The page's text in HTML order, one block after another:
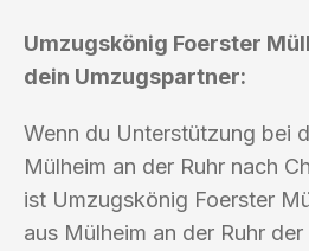
Umzugskönig Foerster
dein Umzugspartner:
Wenn du Unterstützung bei
Mülheim an der Ruhr nach
ist Umzugskönig Foerster
aus Mülheim an der Ruhr